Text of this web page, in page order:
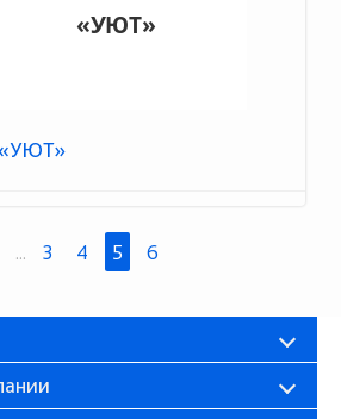
«УЮТ»
... 3 4 5 6